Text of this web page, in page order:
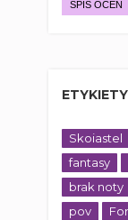
ETYKIETY
Skoiastel
fantasy
brak noty
pov